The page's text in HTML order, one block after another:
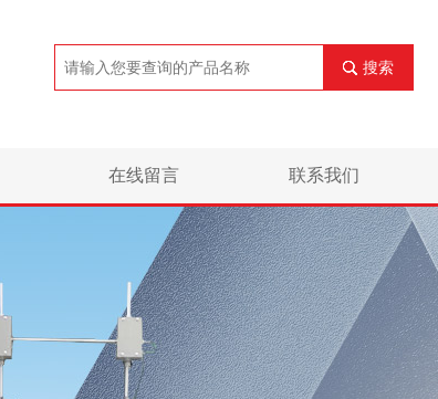
搜索
在线留言 联系我们